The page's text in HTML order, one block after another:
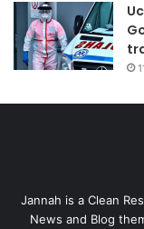
Jannah is a Clean
News and Blog